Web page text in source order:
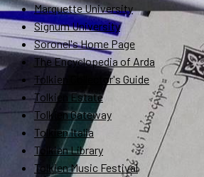
Marquette University
Signum University
Soronel's Home Page
The Encyclopedia of Arda
Tolkien Collector's Guide
Tolkien Estate
Tolkien Gateway
Tolkien Italia
Tolkien Library
Tolkien Music Festival